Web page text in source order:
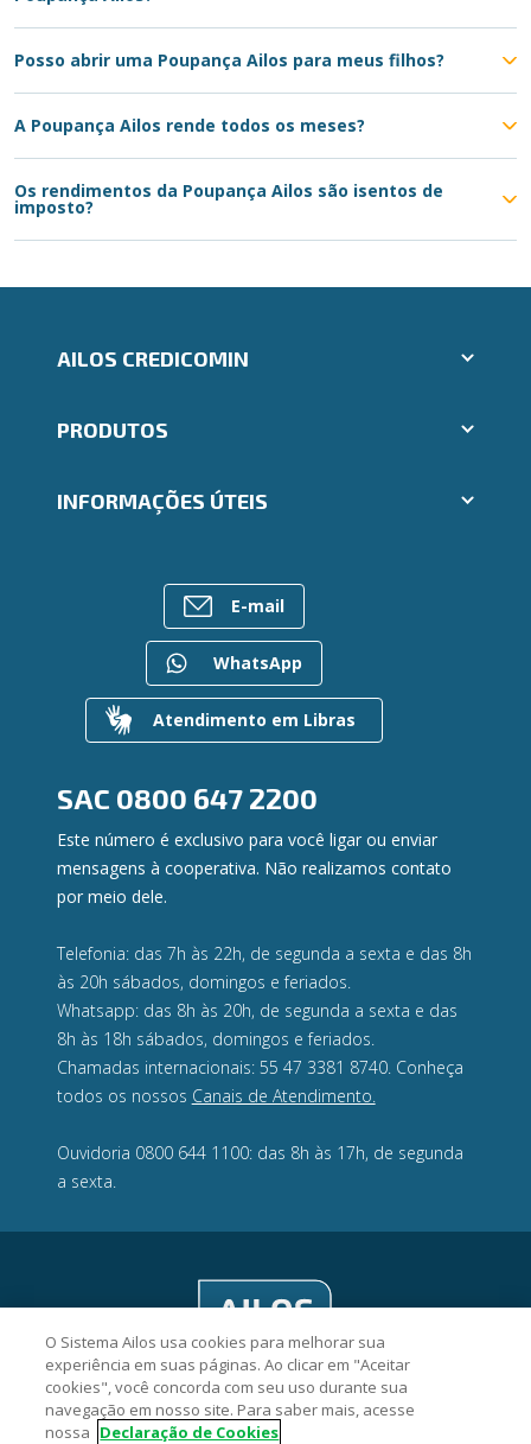
Posso abrir uma Poupança Ailos para meus filhos?
A Poupança Ailos rende todos os meses?
Os rendimentos da Poupança Ailos são isentos de
imposto?
AILOS CREDICOMIN
Indique um amigo
Trabalhe Conosco
Ailos Educação
Gerenciar Cookies
PRODUTOS
Consórcios
Para empresas
INFORMAÇÕES ÚTEIS
Postos de Atendimento
Regularização de dívidas
Valores a Receber
Contato
Canal de Ética
Ouvidoria
E-mail
WhatsApp
Atendimento em Libras
SAC 0800 647 2200
Este número é exclusivo para você ligar ou enviar
mensagens à cooperativa. Não realizamos contato
por meio dele.
Telefonia: das 7h às 22h, de segunda a sexta e das 8h
às 20h sábados, domingos e feriados.
Whatsapp: das 8h às 20h, de segunda a sexta e das
8h às 18h sábados, domingos e feriados.
Chamadas internacionais: 55 47 3381 8740. Conheça
todos os nossos Canais de Atendimento.
Ouvidoria 0800 644 1100: das 8h às 17h, de segunda
a sexta.
O Sistema Ailos usa cookies para melhorar sua
experiência em suas páginas. Ao clicar em "Aceitar
cookies", você concorda com seu uso durante sua
navegação em nosso site. Para saber mais, acesse
nossa Declaração de Cookies